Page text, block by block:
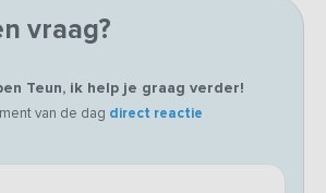
vraag?
Teun, ik help je graag verder!
van de dag direct reactie